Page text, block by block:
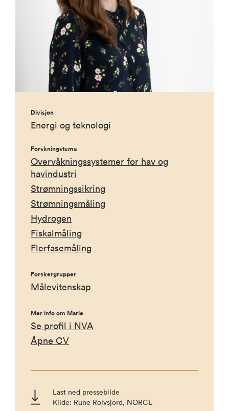
Divisjon
Energi og teknologi
Forskningstema
Overvåkningssystemer for hav og
havindustri
Strømningssikring
Strømningsmåling
Hydrogen
Fiskalmåling
Flerfasemåling
Forskergrupper
Målevitenskap
Mer info om Marie
Se profil i NVA
Åpne CV
Last ned pressebilde
Kilde: Rune Rolvsjord, NORCE